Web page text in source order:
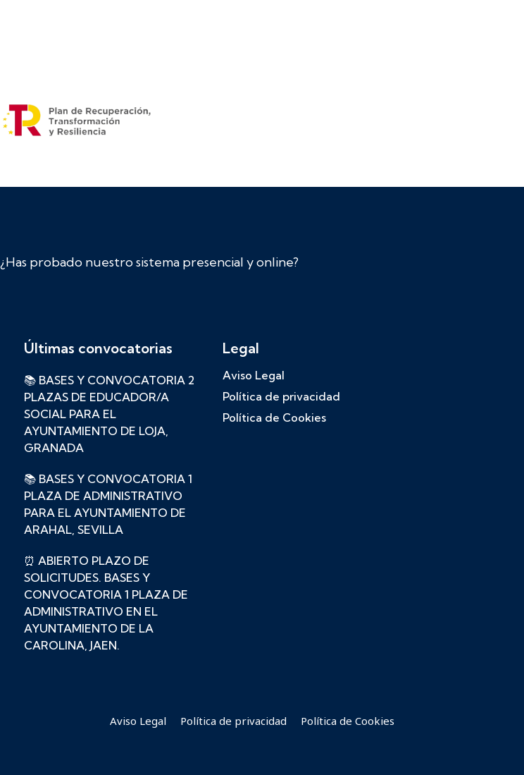
¿Has probado nuestro sistema presencial y online?
Últimas convocatorias
📚 BASES Y CONVOCATORIA 2
PLAZAS DE EDUCADOR/A
SOCIAL PARA EL
AYUNTAMIENTO DE LOJA,
GRANADA
📚 BASES Y CONVOCATORIA 1
PLAZA DE ADMINISTRATIVO
PARA EL AYUNTAMIENTO DE
ARAHAL, SEVILLA
⏰ ABIERTO PLAZO DE
SOLICITUDES. BASES Y
CONVOCATORIA 1 PLAZA DE
ADMINISTRATIVO EN EL
AYUNTAMIENTO DE LA
CAROLINA, JAEN.
Legal
Aviso Legal
Política de privacidad
Política de Cookies
Aviso Legal Política de privacidad Política de Cookies